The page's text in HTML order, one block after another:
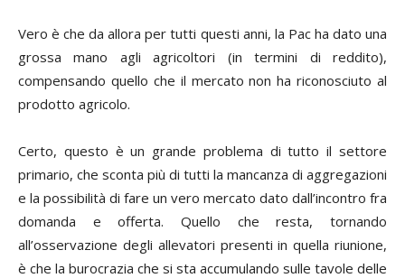
Vero è che da allora per tutti questi anni, la Pac ha dato una
grossa mano agli agricoltori (in termini di reddito),
compensando quello che il mercato non ha riconosciuto al
prodotto agricolo.
Certo, questo è un grande problema di tutto il settore
primario, che sconta più di tutti la mancanza di aggregazioni
e la possibilità di fare un vero mercato dato dall’incontro fra
domanda e offerta. Quello che resta, tornando
all’osservazione degli allevatori presenti in quella riunione,
è che la burocrazia che si sta accumulando sulle tavole delle